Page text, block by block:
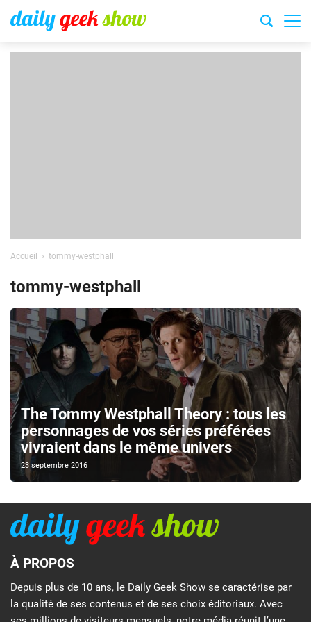
Accueil tommy-westphall
tommy-westphall
The Tommy Westphall Theory : tous les
personnages de vos séries préférées
vivraient dans le même univers
23 septembre 2016
À PROPOS
Depuis plus de 10 ans, le Daily Geek Show se caractérise par
la qualité de ses contenus et de ses choix éditoriaux. Avec